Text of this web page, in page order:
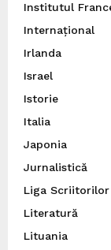
Institutul
Internațional
Irlanda
Israel
Istorie
Italia
Japonia
Jurnalistică
Liga Scriitorilor
Literatură
Lituania